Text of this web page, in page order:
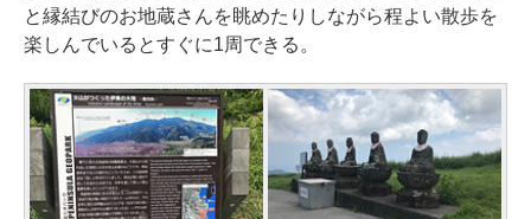
と縁結びのお地蔵さんを眺めたりしながら程よい散歩を
楽しんでいるとすぐに1周できる。